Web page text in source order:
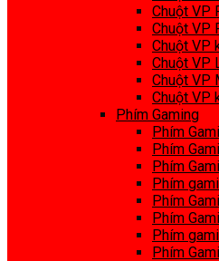
Chuột VP
Chuột VP
Chuột VP
Chuột VP
Chuột VP
Chuột VP
Phím Gaming
Phím
Phím
Phím
Phím
Phím
Phím
Phím
Phím